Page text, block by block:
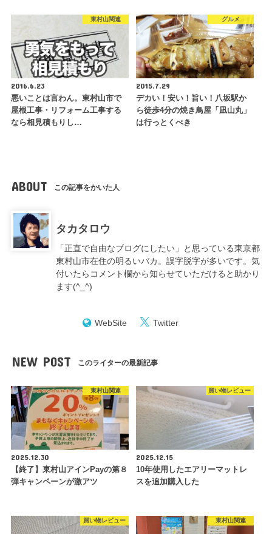
東村山関連
2016.6.23
悪いことは言わん。東村山市で
屋根工事・リフォーム工事する
なら相見積もりし…
グルメ
2015.7.29
デカい！安い！旨い！八坂駅か
ら徒歩4分の焼き鳥屋「凪山丸」
は行っとくべき
ABOUT この記事をかいた人
タカタロウ
「正直で自由なブログにしたい」と思っている東京都
東村山市在住の明るいバカ。誤字脱字が多いです。気
付いたらコメント欄から知らせていただけると助かり
ます(^_^)
WebSite Twitter
NEW POST このライターの最新記事
東村山関連
2025.12.30
【終了】東村山アインPayの第８
弾キャンペーンが激アツ
買い物レビュー
2025.12.15
10年使用したエアリーマットレ
スを追加購入した
買い物レビュー 東村山関連